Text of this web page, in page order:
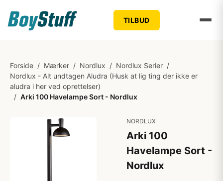
TILBUD
Forside / Mærker / Nordlux / Nordlux Serier /
Nordlux - Alt undtagen Aludra (Husk at lig ting der ikke er
aludra i her ved oprettelser)
/ Arki 100 Havelampe Sort - Nordlux
NORDLUX
Arki 100
Havelampe Sort -
Nordlux